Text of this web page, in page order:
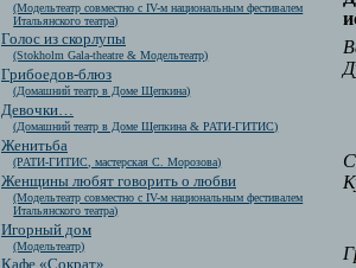
(Модельтеатр совместно с IV-м национальным фестивалем
Итальянского театра)
Голос из скорлупы
(Stokholm Gala-theatre & Модельтеатр)
Грибоедов-блюз
(Домашний театр в Доме Щепкина)
Девочки…
(Домашний театр в Доме Щепкина & РАТИ-ГИТИС)
Женитьба
(РАТИ-ГИТИС, мастерская С. Морозова)
Женщины любят говорить о любви
(Модельтеатр совместно с IV-м национальным фестивалем
Итальянского театра)
Игорный дом
(Модельтеатр)